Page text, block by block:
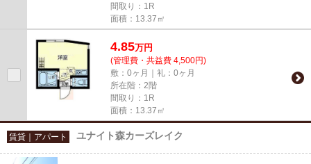
間取り：1R
面積：13.37㎡
4.85万円
(管理費・共益費 4,500円)
敷：0ヶ月｜礼：0ヶ月
所在階：2階
間取り：1R
面積：13.37㎡
賃貸｜アパート ユナイト森カーズレイク